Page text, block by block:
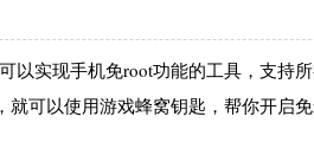
以实现手机免root功能的工具，支持
就可以使用游戏蜂窝钥匙，帮你开启